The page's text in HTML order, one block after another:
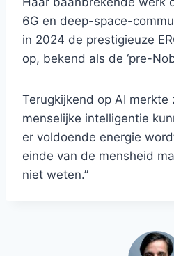
6G en deep-space-
in 2024 de prestigieuze
op, bekend als de ‘pre-
Terugkijkend op AI merkte
menselijke intelligentie
er voldoende energie
einde van de mensheid
niet weten.”